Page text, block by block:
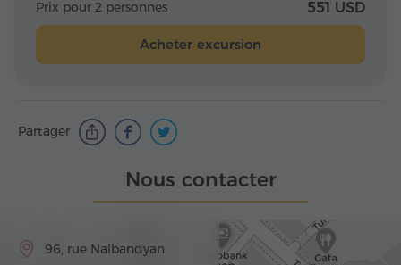
Prix pour 2 personnes 551 USD
Acheter excursion
Partager
Nous contacter
96, rue Nalbandyan